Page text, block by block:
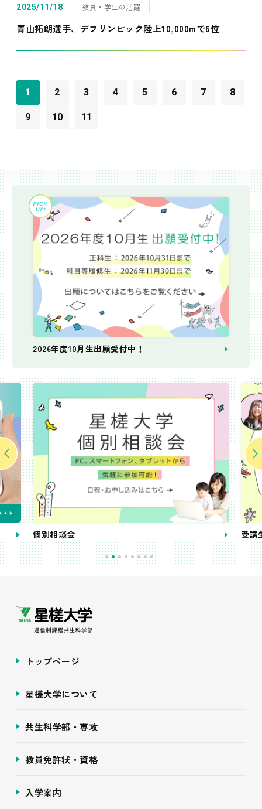
2025/11/18 教員・学生の活躍
青山拓朗選手、デフリンピック陸上10,000mで6位
1 2 3 4 5 6 7 8
9 10 11
2026年度10月生出願受付中！
個別相談会 受講
トップページ
星槎大学について
共生科学部・専攻
教員免許状・資格
入学案内